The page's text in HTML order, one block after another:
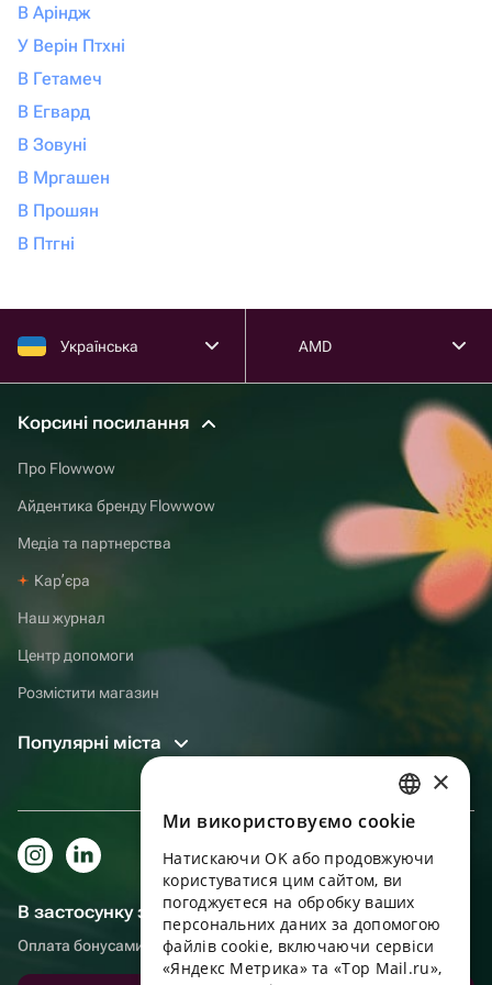
В Аріндж
У Верін Птхні
В Гетамеч
В Егвард
В Зовуні
В Мргашен
В Прошян
В Птгні
Українська AMD
Корсині посилання
Про Flowwow
Айдентика бренду Flowwow
Медіа та партнерства
Карʼєра
Наш журнал
Центр допомоги
Розмістити магазин
Популярні міста
В застосунку зручніше!
Оплата бонусами, самовивіз, зручний чат підтримки
RUSSIAN
ENGLISH
UKRAINIAN
PORTUGUESE
SPANISH
×
Ми використовуємо cookie
Натискаючи OK або продовжуючи
користуватися цим сайтом, ви
погоджуєтеся на обробку ваших
персональних даних за допомогою
файлів cookie, включаючи сервіси
«Яндекс Метрика» та «Top Mail.ru»,